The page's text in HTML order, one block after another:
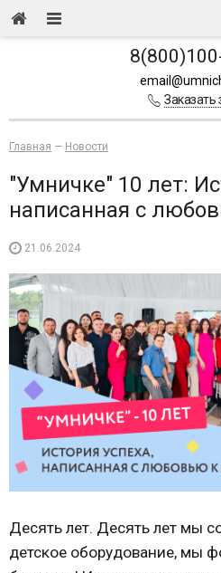
Заказать
Главная — Новости
"Умничке" 10 лет:
написанная с
21.06.2024
Десять лет. Десять лет мы
детское оборудование, мы